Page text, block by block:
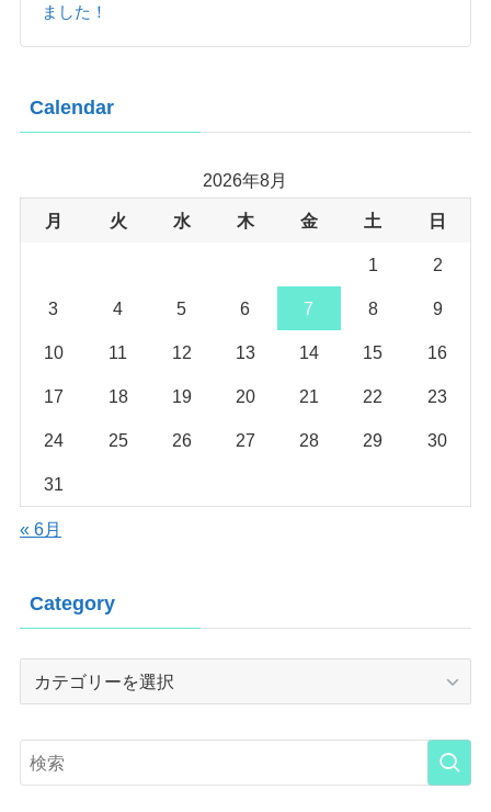
ました！
Calendar
2026年8月
月 火 水 木 金 土 日
1 2
3 4 5 6 7 8 9
10 11 12 13 14 15 16
17 18 19 20 21 22 23
24 25 26 27 28 29 30
31
« 6月
Category
Category